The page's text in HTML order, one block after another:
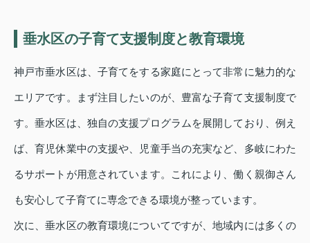
垂水区の子育て支援制度と教育環境
神戸市垂水区は、子育てをする家庭にとって非常に魅力的な
エリアです。まず注目したいのが、豊富な子育て支援制度で
す。垂水区は、独自の支援プログラムを展開しており、例え
ば、育児休業中の支援や、児童手当の充実など、多岐にわた
るサポートが用意されています。これにより、働く親御さん
も安心して子育てに専念できる環境が整っています。
次に、垂水区の教育環境についてですが、地域内には多くの